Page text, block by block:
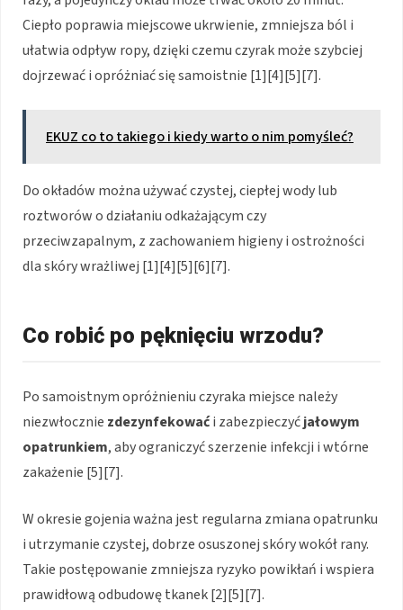
Ciepło poprawia miejscowe ukrwienie, zmniejsza ból i
ułatwia odpływ ropy, dzięki czemu czyrak może szybciej
dojrzewać i opróżniać się samoistnie [1][4][5][7].
EKUZ co to takiego i kiedy warto o nim pomyśleć?
Do okładów można używać czystej, ciepłej wody lub
roztworów o działaniu odkażającym czy
przeciwzapalnym, z zachowaniem higieny i ostrożności
dla skóry wrażliwej [1][4][5][6][7].
Co robić po pęknięciu wrzodu?
Po samoistnym opróżnieniu czyraka miejsce należy
niezwłocznie zdezynfekowaći zabezpieczyćjałowym
opatrunkiem, aby ograniczyć szerzenie infekcji i wtórne
zakażenie [5][7].
W okresie gojenia ważna jest regularna zmiana opatrunku
i utrzymanie czystej, dobrze osuszonej skóry wokół rany.
Takie postępowanie zmniejsza ryzyko powikłań i wspiera
prawidłową odbudowę tkanek [2][5][7].